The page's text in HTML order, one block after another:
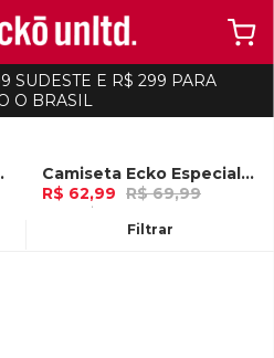
SUDESTE E R$ 299 PARA
O BRASIL
Filtrar
Branca
-10%Camiseta Ecko Especial Azul Marinho
R$ 62,99 R$ 69,99
2x de R$ 31,49 Ou